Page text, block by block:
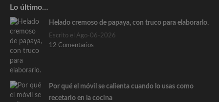
Lo último…
Helado cremoso de papaya, con truco para elaborarlo.
Escrito el Ago-06-2026
12 Comentarios
Por qué el móvil se calienta cuando lo usas como
recetario en la cocina